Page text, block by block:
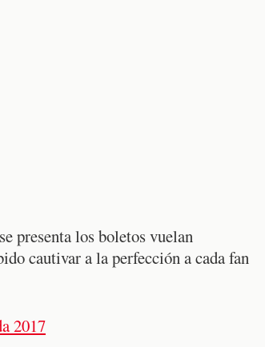
presenta los boletos vuelan
cautivar a la perfección a cada fan
2017